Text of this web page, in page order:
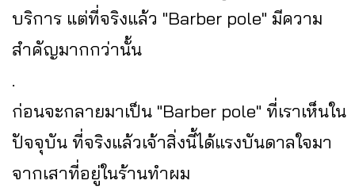
บริการ แต่ที่จริงแล้ว "Barber pole" มีความ
สำคัญมากกว่านั้น
.
ก่อนจะกลายมาเป็น "Barber pole" ที่เราเห็นใน
ปัจจุบัน ที่จริงแล้วเจ้าสิ่งนี้ได้แรงบันดาลใจมา
จากเสาที่อยู่ในร้านทำผม